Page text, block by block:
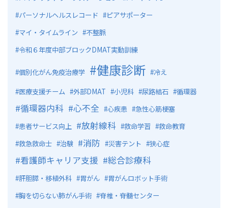
パーソナルヘルスレコード
ピアサポーター
マイ・タイムライン
不整脈
令和６年度中部ブロックDMAT実動訓練
個別化がん免疫治療学 健康診断
冷え
医療支援チーム
外部DMAT 小児科 尿路結石 循環器
循環器内科 心不全 心疾患
急性心筋梗塞
患者サービス向上
放射線科 救命学習
救命教育
救急救命士
治験 消防 災害テント 狭心症
看護師キャリア支援 総合診療科
肝胆膵・移植外科 胃がん
胃がんロボット手術
胸を切らない肺がん手術
脊椎・脊髄センター